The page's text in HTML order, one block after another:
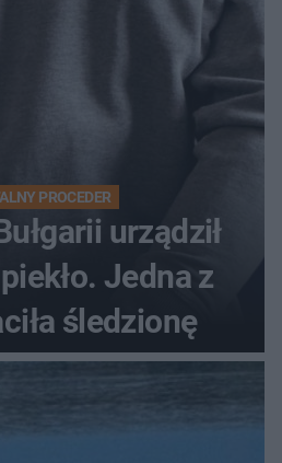
PROCEDER
urządził
Jedna z
śledzionę